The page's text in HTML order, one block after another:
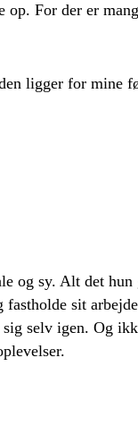
For der er
ligger for mine
og sy. Alt det
sit
selv igen. Og